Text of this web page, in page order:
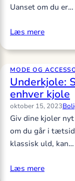
Uanset om du er…
Læs mere
MODE OG
Underkjole:
enhver kjole
oktober 15, 2023
Giv dine kjoler
om du går i
klassisk uld, kan…
Læs mere